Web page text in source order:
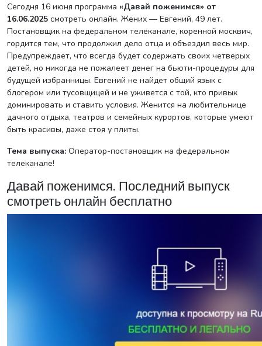
Сегодня 16 июня программа «Давай поженимся» от
16.06.2025 смотреть онлайн. Жених — Евгений, 49 лет.
Постановщик на федеральном телеканале, коренной москвич,
гордится тем, что продолжил дело отца и объездил весь мир.
Предупреждает, что всегда будет содержать своих четверых
детей, но никогда не пожалеет денег на бьюти-процедуры для
будущей избранницы. Евгений не найдет общий язык с
блогером или тусовщицей и не уживется с той, кто привык
доминировать и ставить условия. Женится на любительнице
дачного отдыха, театров и семейных курортов, которые умеют
быть красивы, даже стоя у плиты.
Тема выпуска: Оператор-постановщик на федеральном
телеканале!
Давай поженимся. Последний выпуск
смотреть онлайн бесплатно